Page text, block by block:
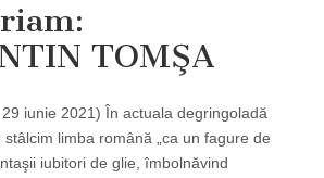
TOMŞA
iunie 2021) În actuala degringoladă
limba română „ca un fagure de
iubitori de glie, îmbolnăvind